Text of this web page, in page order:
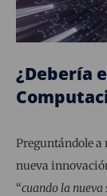
¿Debería
Preguntándole
nueva
“cuando la nueva